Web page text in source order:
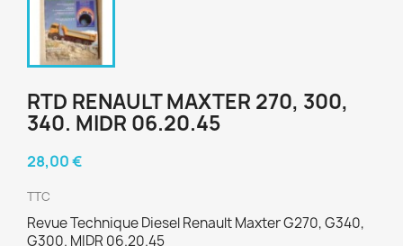
RTD RENAULT MAXTER 270, 300,
340. MIDR 06.20.45
28,00 €
TTC
Revue Technique Diesel Renault Maxter G270, G340,
G300. MIDR 06.20.45